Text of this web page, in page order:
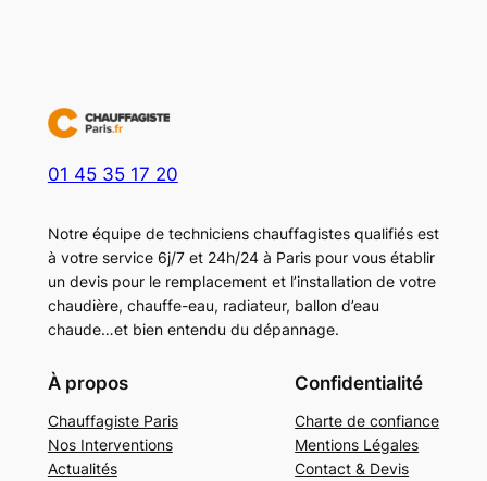
01 45 35 17 20
Notre équipe de techniciens chauffagistes qualifiés est
à votre service 6j/7 et 24h/24 à Paris pour vous établir
un devis pour le remplacement et l’installation de votre
chaudière, chauffe-eau, radiateur, ballon d’eau
chaude…et bien entendu du dépannage.
À propos
Chauffagiste Paris
Nos Interventions
Actualités
Confidentialité
Charte de confiance
Mentions Légales
Contact & Devis